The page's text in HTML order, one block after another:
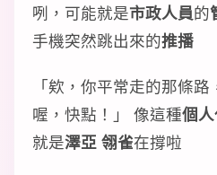
咧，可能就是市政人員的
手機突然跳出來的推播
「欸，你平常走的那條
喔，快點！」 像這種個
就是澤亞 翎雀在撐啦